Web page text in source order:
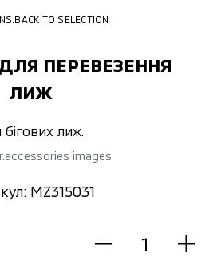
TO SELECTION
ПЕРЕВЕЗЕННЯ
ЛИЖ
бігових лиж.
images
MZ315031